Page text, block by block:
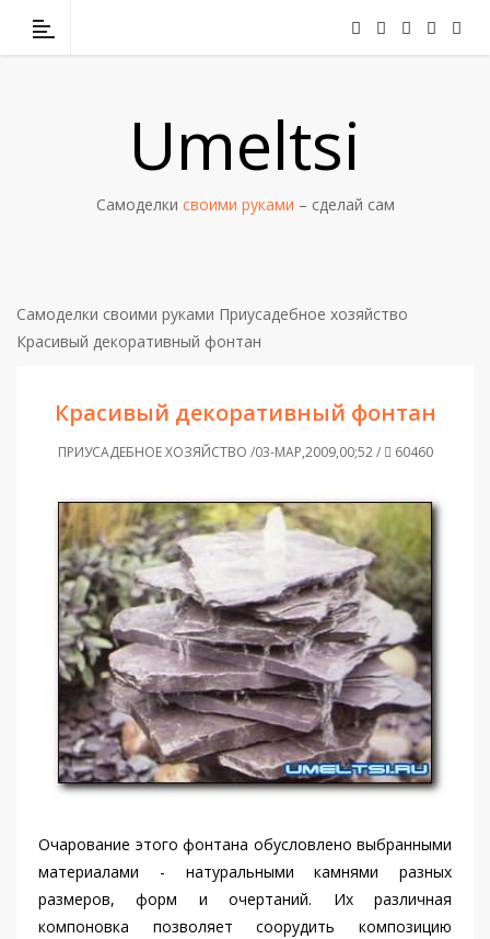
Umeltsi
Самоделки своими руками – сделай сам
Самоделки своими руками Приусадебное хозяйство
Красивый декоративный фонтан
Красивый декоративный фонтан
ПРИУСАДЕБНОЕ ХОЗЯЙСТВО /03-МАР,2009,00;52 / 60460
Очарование этого фонтана обусловлено выбранными
материалами - натуральными камнями разных
размеров, форм и очертаний. Их различная
компоновка позволяет соорудить композицию